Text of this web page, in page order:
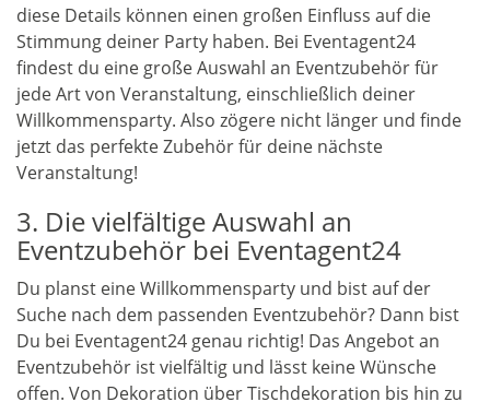
diese Details können einen großen Einfluss auf die
Stimmung deiner Party haben. Bei Eventagent24
findest du eine große Auswahl an Eventzubehör für
jede Art von Veranstaltung, einschließlich deiner
Willkommensparty. Also zögere nicht länger und finde
jetzt das perfekte Zubehör für deine nächste
Veranstaltung!
3. Die vielfältige Auswahl an
Eventzubehör bei Eventagent24
Du planst eine Willkommensparty und bist auf der
Suche nach dem passenden Eventzubehör? Dann bist
Du bei Eventagent24 genau richtig! Das Angebot an
Eventzubehör ist vielfältig und lässt keine Wünsche
offen. Von Dekoration über Tischdekoration bis hin zu